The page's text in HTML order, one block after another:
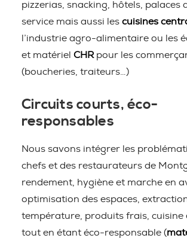
pizzerias, snacking, hôtels, palaces
service mais aussi les cuisines
l’industrie agro-alimentaire ou les
et matériel CHR pour les
(boucheries, traiteurs…)
Circuits courts, éco-
responsables
Nous savons intégrer les
chefs et des restaurateurs de
rendement, hygiène et marche en
optimisation des espaces,
température, produits frais, cuisine
tout en étant éco-responsable (